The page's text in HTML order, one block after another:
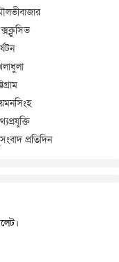
প্রতিদিন